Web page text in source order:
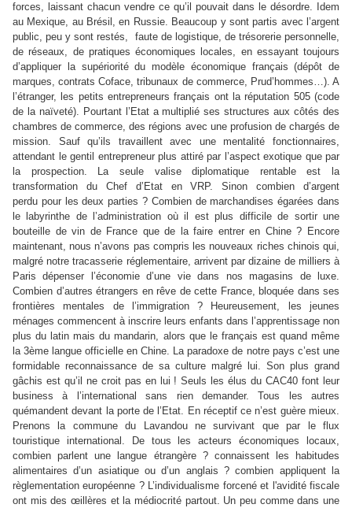
forces, laissant chacun vendre ce qu’il pouvait dans le désordre. Idem
au Mexique, au Brésil, en Russie. Beaucoup y sont partis avec l’argent
public, peu y sont restés, faute de logistique, de trésorerie personnelle,
de réseaux, de pratiques économiques locales, en essayant toujours
d’appliquer la supériorité du modèle économique français (dépôt de
marques, contrats Coface, tribunaux de commerce, Prud’hommes…). A
l’étranger, les petits entrepreneurs français ont la réputation 505 (code
de la naïveté). Pourtant l’Etat a multiplié ses structures aux côtés des
chambres de commerce, des régions avec une profusion de chargés de
mission. Sauf qu’ils travaillent avec une mentalité fonctionnaires,
attendant le gentil entrepreneur plus attiré par l’aspect exotique que par
la prospection. La seule valise diplomatique rentable est la
transformation du Chef d’Etat en VRP. Sinon combien d’argent
perdu pour les deux parties ? Combien de marchandises égarées dans
le labyrinthe de l’administration où il est plus difficile de sortir une
bouteille de vin de France que de la faire entrer en Chine ? Encore
maintenant, nous n’avons pas compris les nouveaux riches chinois qui,
malgré notre tracasserie réglementaire, arrivent par dizaine de milliers à
Paris dépenser l’économie d’une vie dans nos magasins de luxe.
Combien d’autres étrangers en rêve de cette France, bloquée dans ses
frontières mentales de l’immigration ? Heureusement, les jeunes
ménages commencent à inscrire leurs enfants dans l’apprentissage non
plus du latin mais du mandarin, alors que le français est quand même
la 3ème langue officielle en Chine. La paradoxe de notre pays c’est une
formidable reconnaissance de sa culture malgré lui. Son plus grand
gâchis est qu’il ne croit pas en lui ! Seuls les élus du CAC40 font leur
business à l’international sans rien demander. Tous les autres
quémandent devant la porte de l’Etat. En réceptif ce n’est guère mieux.
Prenons la commune du Lavandou ne survivant que par le flux
touristique international. De tous les acteurs économiques locaux,
combien parlent une langue étrangère ? connaissent les habitudes
alimentaires d’un asiatique ou d’un anglais ? combien appliquent la
règlementation européenne ? L’individualisme forcené et l'avidité fiscale
ont mis des œillères et la médiocrité partout. Un peu comme dans une